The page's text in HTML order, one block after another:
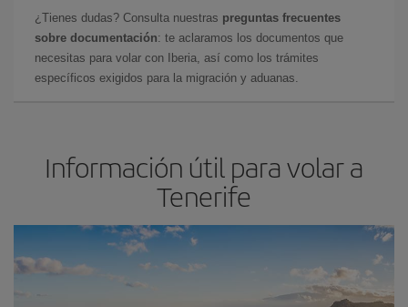
¿Tienes dudas? Consulta nuestras preguntas frecuentes
sobre documentación: te aclaramos los documentos que
necesitas para volar con Iberia, así como los trámites
específicos exigidos para la migración y aduanas.
Información útil para volar a
Tenerife